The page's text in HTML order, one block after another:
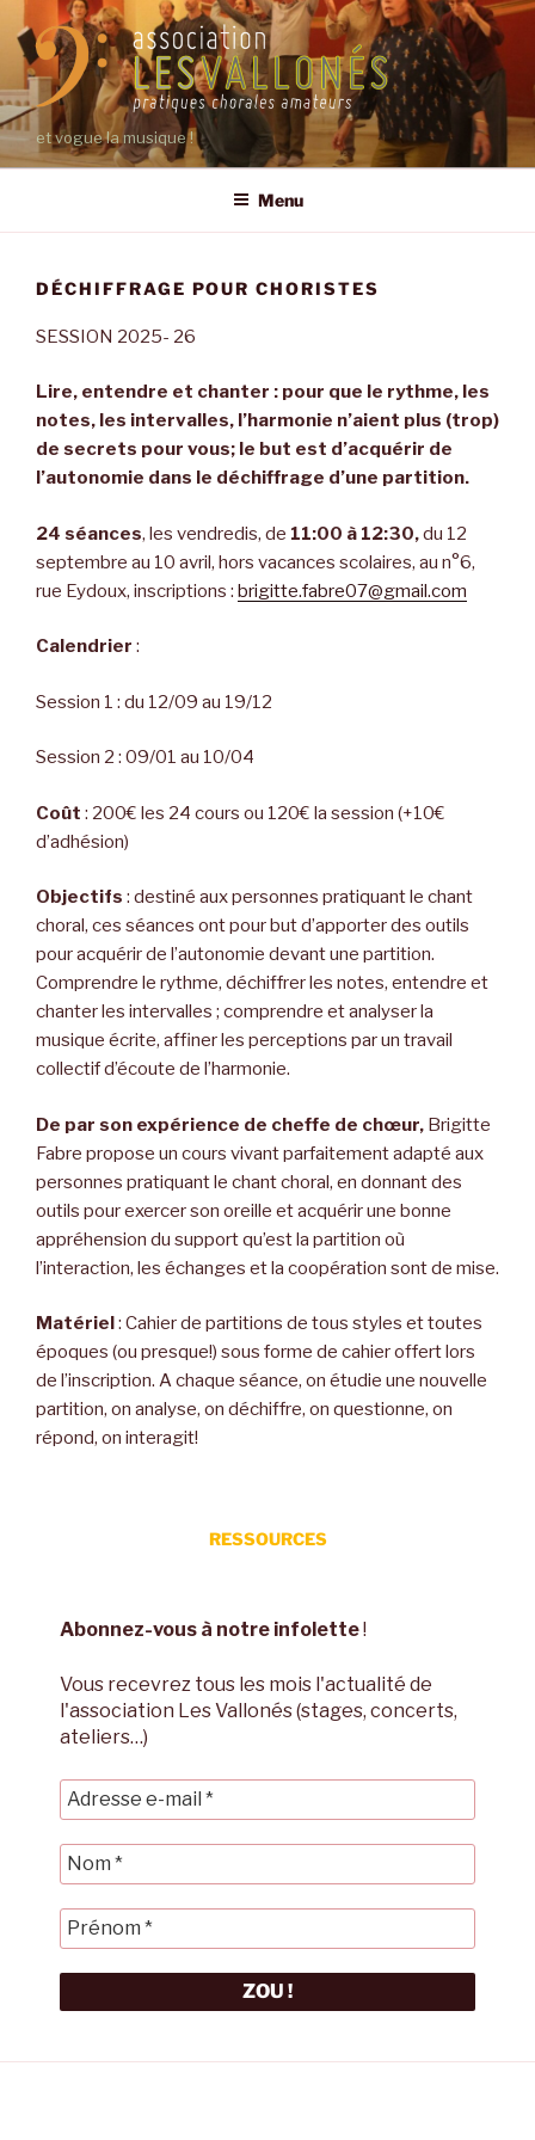
au
contenu
principal
et vogue la musique !
Menu
DÉCHIFFRAGE POUR CHORISTES
SESSION 2025- 26
Lire, entendre et chanter : pour que le rythme, les
notes, les intervalles, l’harmonie n’aient plus (trop)
de secrets pour vous; le but est d’acquérir de
l’autonomie dans le déchiffrage d’une partition.
24 séances, les vendredis, de 11:00 à 12:30,du 12
septembre au 10 avril, hors vacances scolaires, au n°6,
rue Eydoux, inscriptions : brigitte.fabre07@gmail.com
Calendrier :
Session 1 : du 12/09 au 19/12
Session 2 : 09/01 au 10/04
Coût : 200€ les 24 cours ou 120€ la session (+10€
d’adhésion)
Objectifs : destiné aux personnes pratiquant le chant
choral, ces séances ont pour but d’apporter des outils
pour acquérir de l’autonomie devant une partition.
Comprendre le rythme, déchiffrer les notes, entendre et
chanter les intervalles ; comprendre et analyser la
musique écrite, affiner les perceptions par un travail
collectif d’écoute de l’harmonie.
De par son expérience de cheffe de chœur, Brigitte
Fabre propose un cours vivant parfaitement adapté aux
personnes pratiquant le chant choral, en donnant des
outils pour exercer son oreille et acquérir une bonne
appréhension du support qu’est la partition où
l’interaction, les échanges et la coopération sont de mise.
Matériel : Cahier de partitions de tous styles et toutes
époques (ou presque!) sous forme de cahier offert lors
de l’inscription. A chaque séance, on étudie une nouvelle
partition, on analyse, on déchiffre, on questionne, on
répond, on interagit!
RESSOURCES
Abonnez-vous à notre infolette!
Vous recevrez tous les mois l'actualité de
l'association Les Vallonés (stages, concerts,
ateliers…)